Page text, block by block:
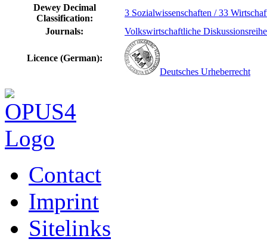
Dewey Decimal
Classification:
3 Sozialwissenschaften / 33
Journals:
Volkswirtschaftliche Diskussionsreihe
Licence (German):
Deutsches Urheberrecht
Contact
Imprint
Sitelinks